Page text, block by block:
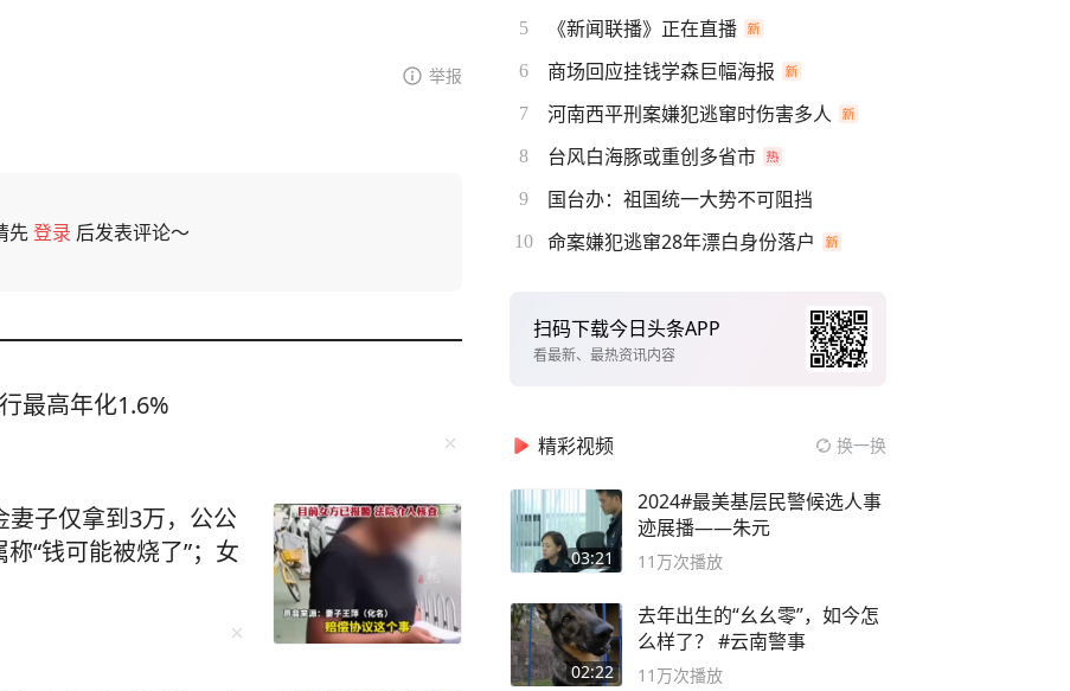
举报
先登录 后发表评论～
最高年化1.6%
子仅拿到3万，公公
“钱可能被烧了”；女
5 《新闻联播》正在直播
6 商场回应挂钱学森巨幅海报
7 河南西平刑案嫌犯逃窜时伤害多人
8 台风白海豚或重创多省市
9 国台办：祖国统一大势不可阻挡
10 命案嫌犯逃窜28年漂白身份落户
扫码下载今日头条APP
看最新、最热资讯内容
精彩视频 换一换
03:21
2024#最美基层民警候选人事
迹展播——朱元
11万次播放
02:22
去年出生的“幺幺零”，如今怎
么样了？ #云南警事
11万次播放